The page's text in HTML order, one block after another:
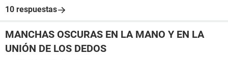
10 respuestas
MANCHAS OSCURAS EN LA MANO Y EN LA
UNIÓN DE LOS DEDOS